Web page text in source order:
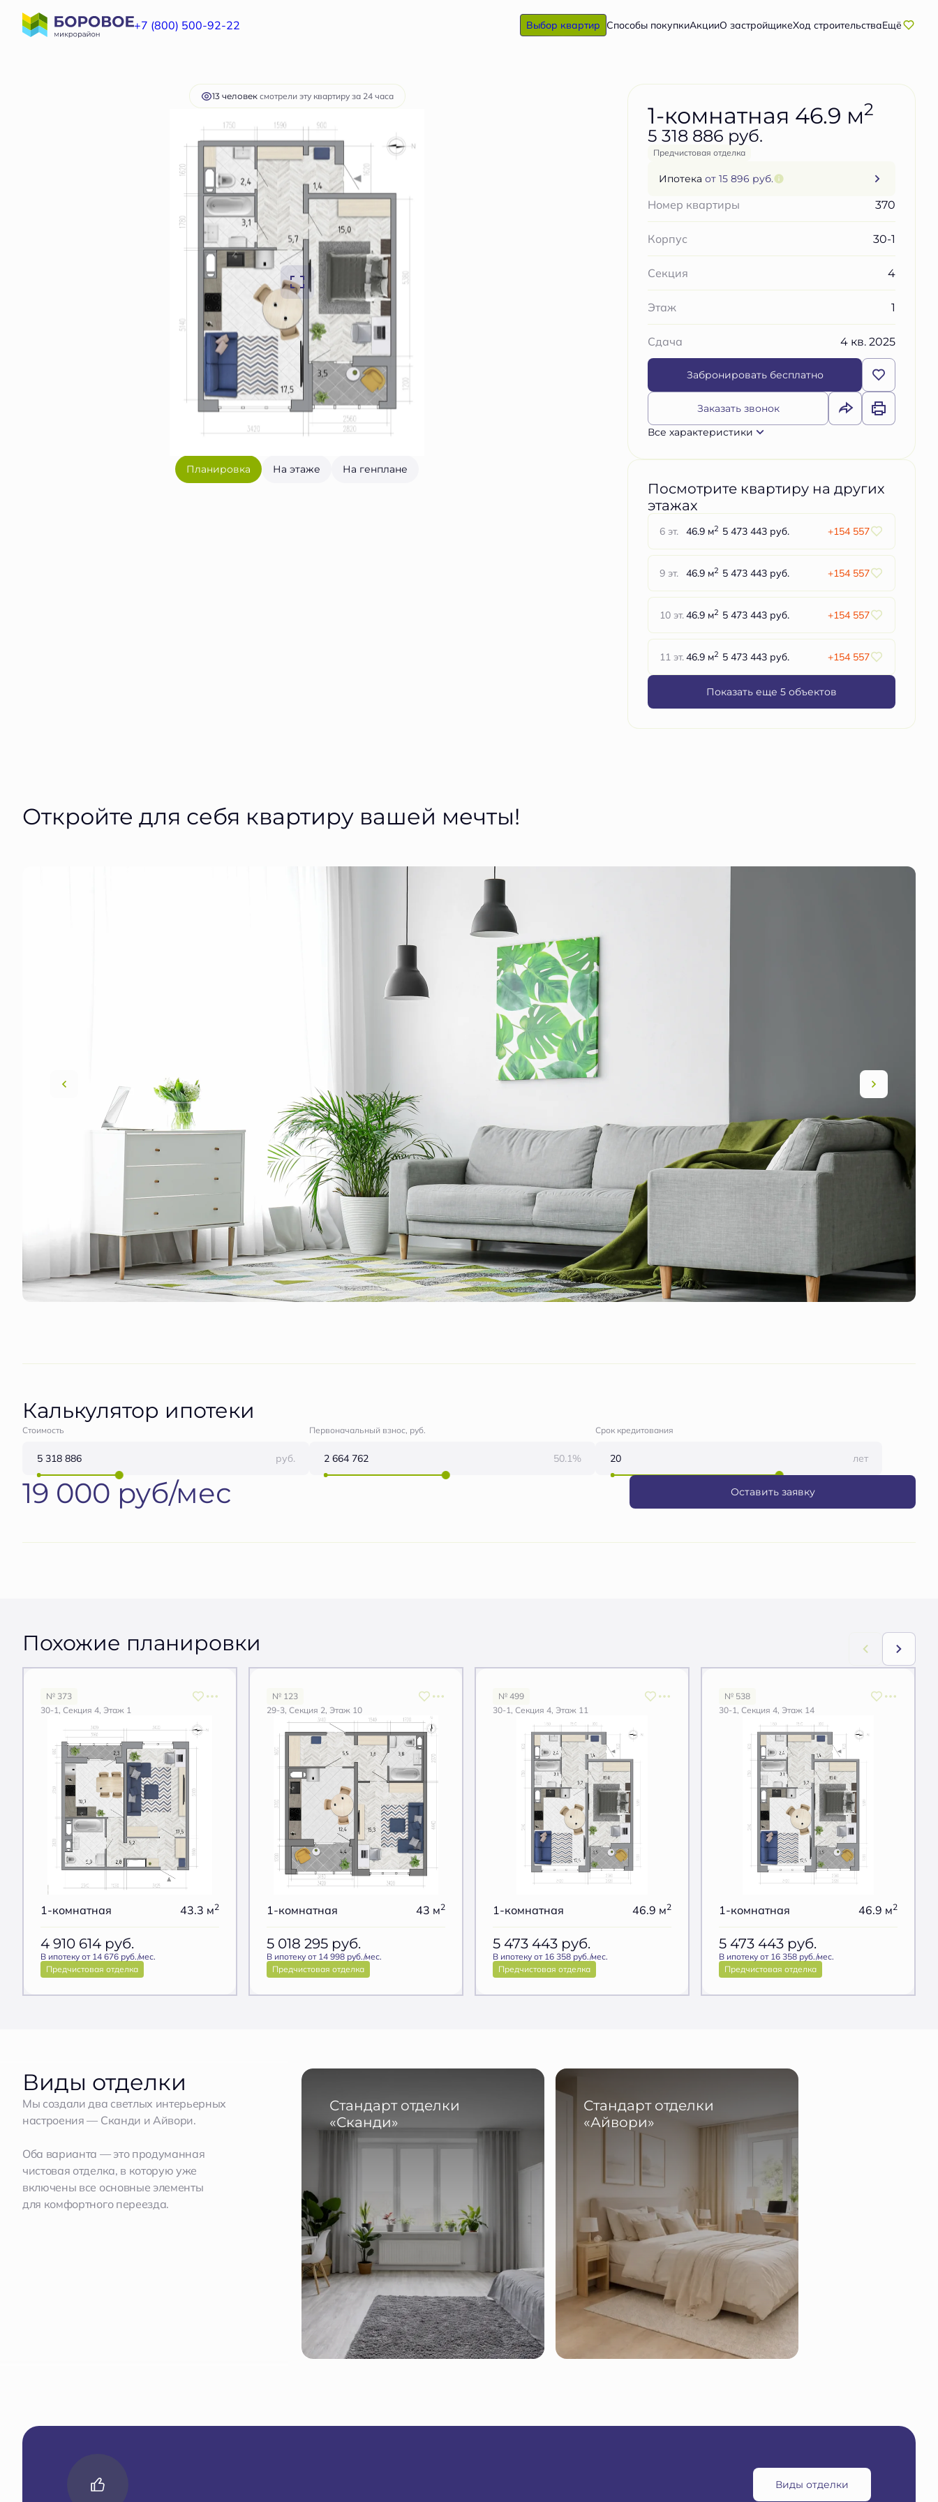
+7 (800) 500-92-22 Выбор квартир Способы покупкиАкцииО застройщикеХод строительстваЕщё
1-комнатная46.9 м2 5 318 886 руб. Забронировать бесплатно
13 человек смотрели эту квартиру за 24 часа
Планировка На этаже На генплане
1-комнатная 46.9 м2
5 318 886 руб.
Предчистовая отделка
Ипотека от 15 896 руб.
Номер квартиры 370
Корпус 30-1
Секция 4
Этаж 1
Сдача 4 кв. 2025
Забронировать бесплатно
Заказать звонок
Все характеристики
Посмотрите квартиру на других
этажах
6 эт. 46.9 м2 5 473 443 руб. +154 557
9 эт. 46.9 м2 5 473 443 руб. +154 557
10 эт.46.9 м2 5 473 443 руб. +154 557
11 эт.46.9 м2 5 473 443 руб. +154 557
Показать еще 5 объектов
Откройте для себя квартиру вашей мечты!
Калькулятор ипотеки
Стоимость
руб.
Первоначальный взнос, руб.
50.1%
Срок кредитования
лет
19 000 руб/мес Оставить заявку
Похожие планировки
№ 373
30-1, Секция 4, Этаж 1
1-комнатная 43.3 м2
4 910 614 руб.
В ипотеку от 14 676 руб./мес.
Предчистовая отделка
№ 123
29-3, Секция 2, Этаж 10
1-комнатная 43 м2
5 018 295 руб.
В ипотеку от 14 998 руб./мес.
Предчистовая отделка
№ 499
30-1, Секция 4, Этаж 11
1-комнатная 46.9 м2
5 473 443 руб.
В ипотеку от 16 358 руб./мес.
Предчистовая отделка
№ 538
30-1, Секция 4, Этаж 14
1-комнатная 46.9 м2
5 473 443 руб.
В ипотеку от 16 358 руб./мес.
Предчистовая отделка
Виды отделки
Мы создали два светлых интерьерных
настроения — Сканди и Айвори.
Оба варианта — это продуманная
чистовая отделка, в которую уже
включены все основные элементы
для комфортного переезда.
Стандарт отделки
«Сканди»
Стандарт отделки
«Айвори»
Виды отделки